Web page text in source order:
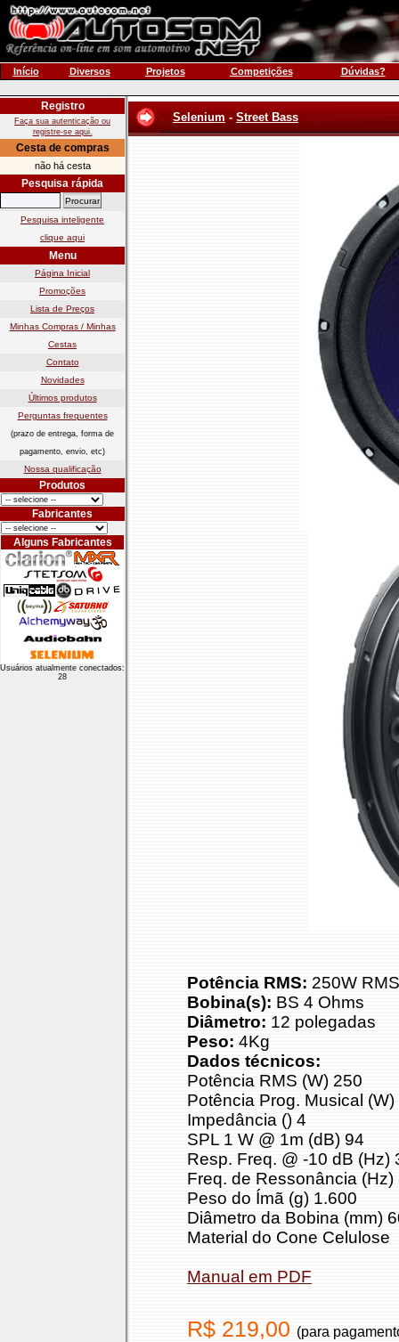
Início Diversos Projetos Competições Dúvidas?
Registro
Faça sua autenticação ou
registre-se aqui.
Cesta de compras
não há cesta
Pesquisa rápida
Pesquisa inteligente
clique aqui
Menu
Página Inicial
Promoções
Lista de Preços
Minhas Compras / Minhas
Cestas
Contato
Novidades
Últimos produtos
Perguntas frequentes
(prazo de entrega, forma de
pagamento, envio, etc)
Nossa qualificação
Produtos
Fabricantes
Alguns Fabricantes
Usuários atualmente conectados:
28
Selenium - Street Bass
Potência RMS: 250W RMS
Bobina(s): BS 4 Ohms
Diâmetro: 12 polegadas
Peso: 4Kg
Dados técnicos:
Potência RMS (W) 250
Potência Prog. Musical (W)
Impedância () 4
SPL 1 W @ 1m (dB) 94
Resp. Freq. @ -10 dB (Hz)
Freq. de Ressonância (Hz)
Peso do Ímã (g) 1.600
Diâmetro da Bobina (mm)
Material do Cone Celulose
Manual em PDF
R$ 219,00 (para